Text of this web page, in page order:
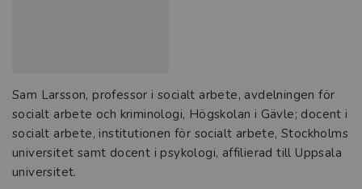
Sam Larsson, professor i socialt arbete, avdelningen för
socialt arbete och kriminologi, Högskolan i Gävle; docent i
socialt arbete, institutionen för socialt arbete, Stockholms
universitet samt docent i psykologi, affilierad till Uppsala
universitet.